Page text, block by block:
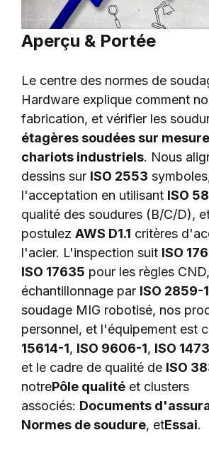
Aperçu & Portée
Le centre des normes de
Hardware explique comment
fabrication, et vérifier les
étagères soudées sur mesure
chariots industriels. Nous
dessins sur ISO 2553
l'acceptation en utilisant ISO
qualité des soudures (B/C/D),
postulez AWS D1.1 critères
l'acier. L'inspection suit ISO
ISO 17635 pour les règles
échantillonnage par ISO 2859-1
soudage MIG robotisé, nos
personnel, et l'équipement est
15614-1, ISO 9606-1, ISO
et le cadre de qualité de ISO
notrePôle qualité et clusters
associés: Documents
Normes de soudure, etEssai.